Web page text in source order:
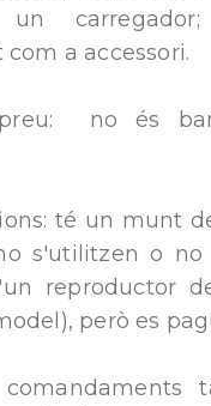
un
a accessori.
preu: no és
té un munt
s'utilitzen o no
reproductor
però es